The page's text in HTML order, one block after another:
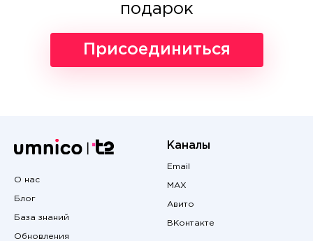
подарок
Присоединиться
О нас
Блог
База знаний
Обновления
Каналы
Email
MAX
Авито
ВКонтакте